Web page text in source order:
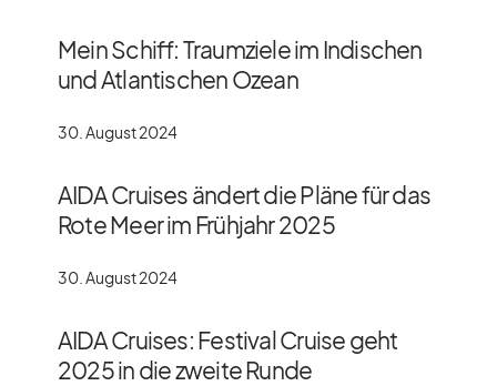
Mein Schiff: Traumziele im Indischen
und Atlantischen Ozean
30. August 2024
AIDA Cruises ändert die Pläne für das
Rote Meer im Frühjahr 2025
30. August 2024
AIDA Cruises: Festival Cruise geht
2025 in die zweite Runde